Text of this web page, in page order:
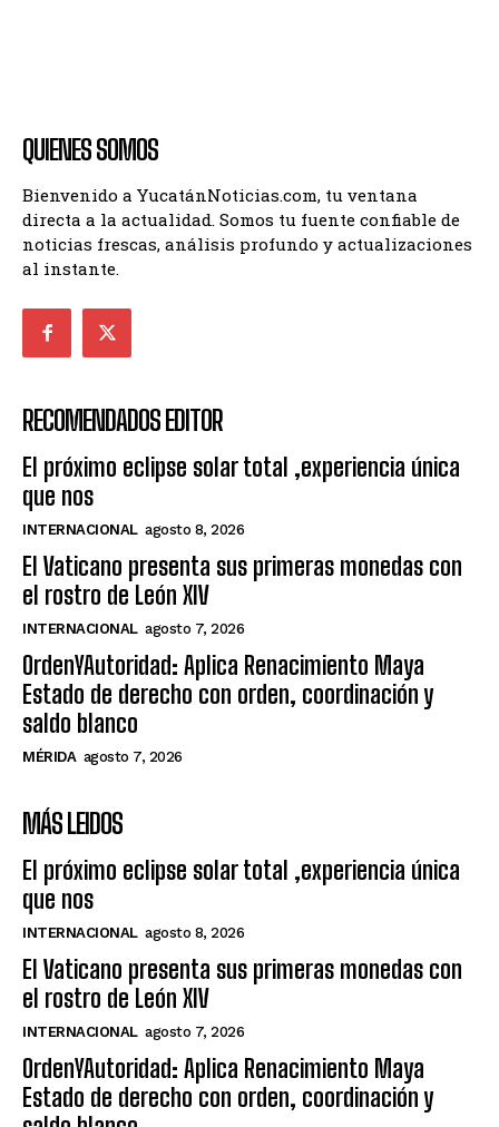
QUIENES SOMOS
Bienvenido a YucatánNoticias.com, tu ventana
directa a la actualidad. Somos tu fuente confiable de
noticias frescas, análisis profundo y actualizaciones
al instante.
RECOMENDADOS EDITOR
El próximo eclipse solar total ,experiencia única
que nos
INTERNACIONAL agosto 8, 2026
El Vaticano presenta sus primeras monedas con
el rostro de León XIV
INTERNACIONAL agosto 7, 2026
OrdenYAutoridad: Aplica Renacimiento Maya
Estado de derecho con orden, coordinación y
saldo blanco
MÉRIDA agosto 7, 2026
MÁS LEIDOS
El próximo eclipse solar total ,experiencia única
que nos
INTERNACIONAL agosto 8, 2026
El Vaticano presenta sus primeras monedas con
el rostro de León XIV
INTERNACIONAL agosto 7, 2026
OrdenYAutoridad: Aplica Renacimiento Maya
Estado de derecho con orden, coordinación y